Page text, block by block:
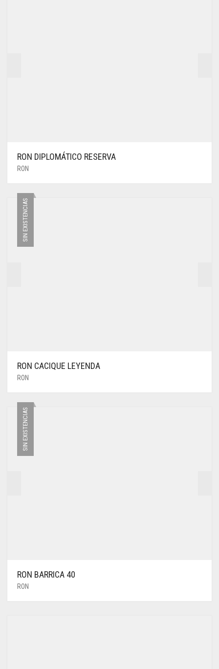
RON DIPLOMÁTICO RESERVA
RON
SIN EXISTENCIAS
RON CACIQUE LEYENDA
RON
SIN EXISTENCIAS
RON BARRICA 40
RON